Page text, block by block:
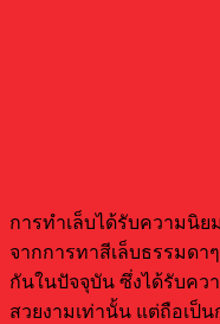
การทำเล็บได้รับความนิ
จากการทาสีเล็บธรรมดา
กันในปัจจุบัน ซึ่งได้รับคว
สวยงามเท่านั้น แต่ถือเป็